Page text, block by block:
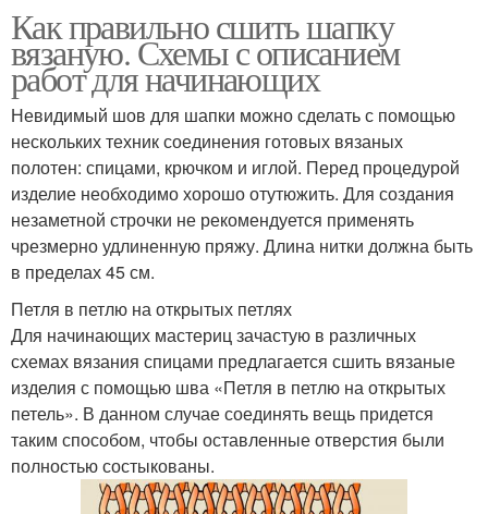
Как правильно сшить шапку
вязаную. Схемы с описанием
работ для начинающих
Невидимый шов для шапки можно сделать с помощью
нескольких техник соединения готовых вязаных
полотен: спицами, крючком и иглой. Перед процедурой
изделие необходимо хорошо отутюжить. Для создания
незаметной строчки не рекомендуется применять
чрезмерно удлиненную пряжу. Длина нитки должна быть
в пределах 45 см.
Петля в петлю на открытых петлях
Для начинающих мастериц зачастую в различных
схемах вязания спицами предлагается сшить вязаные
изделия с помощью шва «Петля в петлю на открытых
петель». В данном случае соединять вещь придется
таким способом, чтобы оставленные отверстия были
полностью состыкованы.